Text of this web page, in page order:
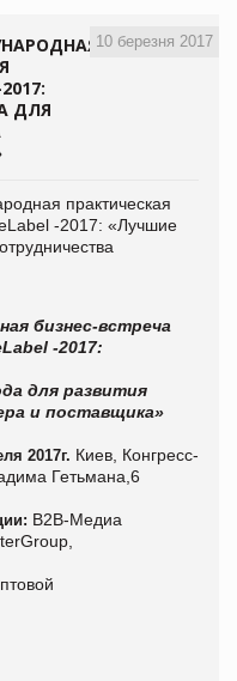
10 березня 2017
ДЛЯ
бизнес-встреча
-2017:
для развития
и поставщика»
2017г. Киев, Конгресс-
Гетьмана,6
B2В-Медиа